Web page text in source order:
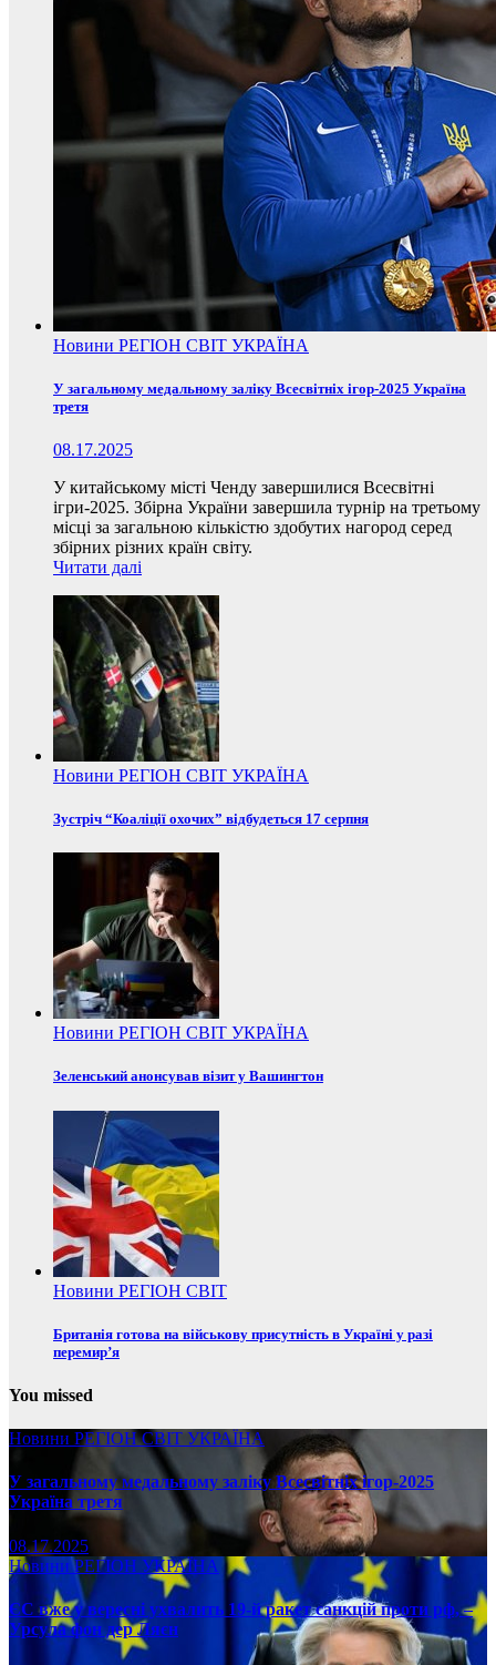
Новини РЕГІОН СВІТ УКРАЇНА
У загальному медальному заліку Всесвітніх ігор-2025 Україна
третя
08.17.2025
У китайському місті Ченду завершилися Всесвітні
ігри-2025. Збірна України завершила турнір на третьому
місці за загальною кількістю здобутих нагород серед
збірних різних країн світу.
Читати далі
Новини РЕГІОН СВІТ УКРАЇНА
Зустріч “Коаліції охочих” відбудеться 17 серпня
Новини РЕГІОН СВІТ УКРАЇНА
Зеленський анонсував візит у Вашингтон
Новини РЕГІОН СВІТ
Британія готова на військову присутність в Україні у разі
перемир’я
You missed
Новини РЕГІОНСВІТ УКРАЇНА
У загальному медальному заліку Всесвітніх ігор-2025
Україна третя
08.17.2025
НовиниРЕГІОН УКРАЇНА
ЄС вже у вересні ухвалить 19-й ракет санкцій проти рф, –
Урсула фон дер Ляєн